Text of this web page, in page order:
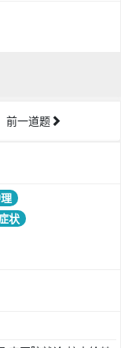
前一道题
状